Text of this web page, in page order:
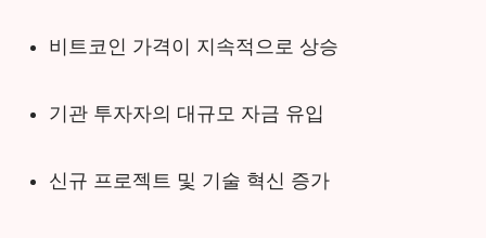
비트코인 가격이 지속적으로 상승
기관 투자자의 대규모 자금 유입
신규 프로젝트 및 기술 혁신 증가